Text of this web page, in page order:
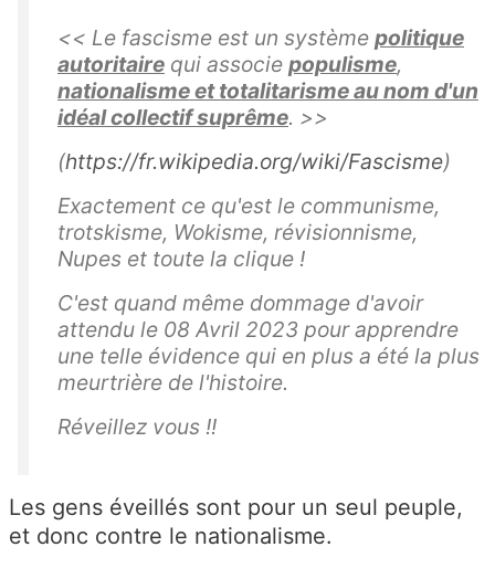
<< Le fascisme est un système politique
autoritaire qui associe populisme,
nationalisme et totalitarisme au nom d'un
idéal collectif suprême. >>
(https://fr.wikipedia.org/wiki/Fascisme)
Exactement ce qu'est le communisme,
trotskisme, Wokisme, révisionnisme,
Nupes et toute la clique !
C'est quand même dommage d'avoir
attendu le 08 Avril 2023 pour apprendre
une telle évidence qui en plus a été la plus
meurtrière de l'histoire.
Réveillez vous !!
Les gens éveillés sont pour un seul peuple,
et donc contre le nationalisme.